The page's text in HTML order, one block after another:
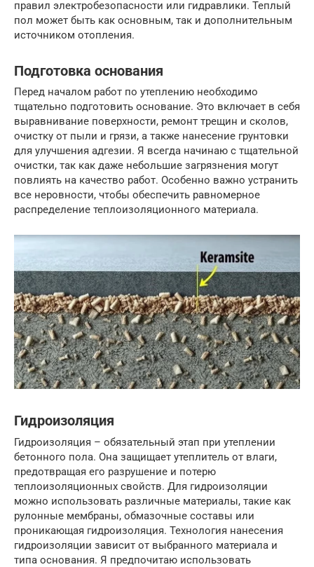
правил электробезопасности или гидравлики. Теплый
пол может быть как основным, так и дополнительным
источником отопления.
Подготовка основания
Перед началом работ по утеплению необходимо
тщательно подготовить основание. Это включает в себя
выравнивание поверхности, ремонт трещин и сколов,
очистку от пыли и грязи, а также нанесение грунтовки
для улучшения адгезии. Я всегда начинаю с тщательной
очистки, так как даже небольшие загрязнения могут
повлиять на качество работ. Особенно важно устранить
все неровности, чтобы обеспечить равномерное
распределение теплоизоляционного материала.
Гидроизоляция
Гидроизоляция – обязательный этап при утеплении
бетонного пола. Она защищает утеплитель от влаги,
предотвращая его разрушение и потерю
теплоизоляционных свойств. Для гидроизоляции
можно использовать различные материалы, такие как
рулонные мембраны, обмазочные составы или
проникающая гидроизоляция. Технология нанесения
гидроизоляции зависит от выбранного материала и
типа основания. Я предпочитаю использовать